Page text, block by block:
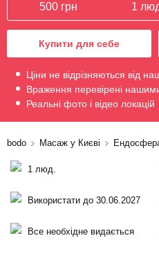
500 грн 1
Купити для себе
Ціни не відрізняються від
Враження перевірені
Реальні фото і відео локацій
bodo Масаж у Києві
1 люд.
Використати до 30.06.2027
Все необхідне видається